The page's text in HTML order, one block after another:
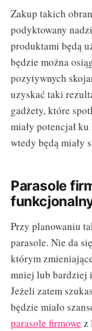
Zakup takich
podyktowany
produktami będą
będzie można
pozytywnych
uzyskać taki
gadżety, które
miały potencjał
wtedy będą miały
Parasole
Przy planowaniu
parasole. Nie da
którym
mniej lub bardziej
Jeżeli zatem
będzie miało
parasole firmowe z